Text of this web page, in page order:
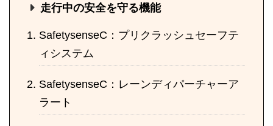
走行中の安全を守る機能
SafetysenseC：プリクラッシュセーフテ
ィシステム
SafetysenseC：レーンディパーチャーア
ラート